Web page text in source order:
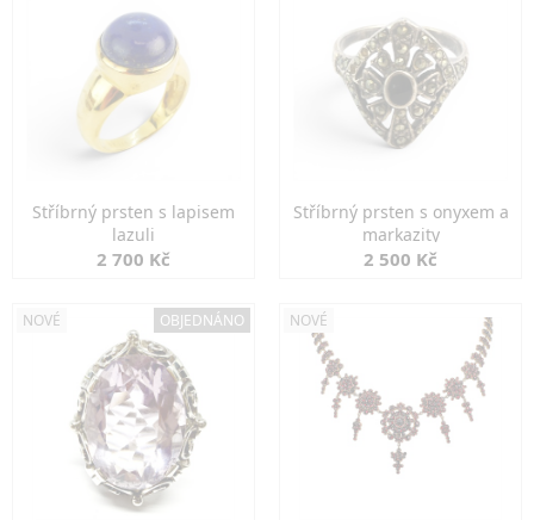
Stříbrný prsten s lapisem
lazuli
2 700 Kč
Stříbrný prsten s onyxem a
markazity
2 500 Kč
NOVÉ OBJEDNÁNO NOVÉ